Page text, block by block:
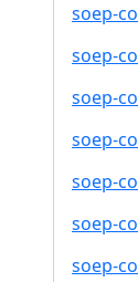
soep-
soep-
soep-
soep-
soep-
soep-
soep-